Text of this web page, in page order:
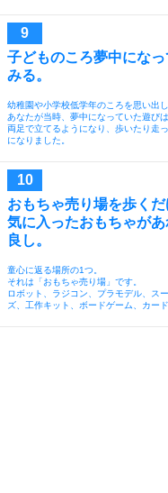
子どものころ夢中にな
みる。
幼稚園や小学校低学年のころを思い出し
あなたが当時、夢中になっていた遊びは
両足で立てるようになり、歩いたり走
になりました。
おもちゃ売り場を歩く
気に入ったおもちゃが
良し。
童心に返る場所の1つ。
それは「おもちゃ売り場」です。
ロボット、ラジコン、プラモデル、ス
ズ、工作キット、ボードゲーム、カード